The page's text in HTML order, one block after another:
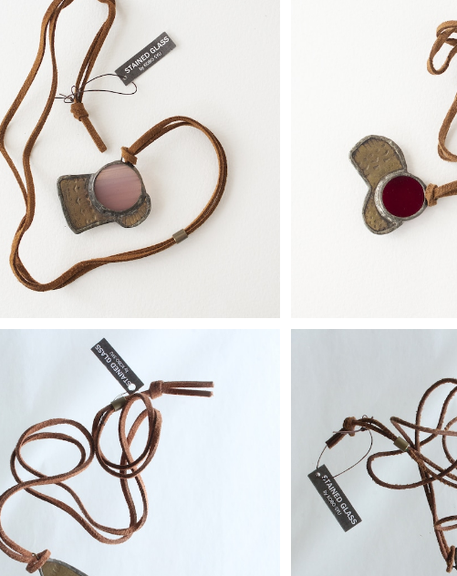
ラボアクセサリー】長谷川昌彦×POCKENI／
革ひもネックレス［N］
¥4,000
【一点物コラボアクセサ
革ひも
ラボアクセサリー】長谷川昌彦×POCKENI／
革ひもネックレス［I］
¥4,000
【一点物コラボアクセサ
革ひも